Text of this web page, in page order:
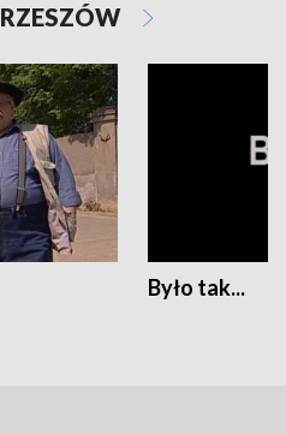
Było tak...